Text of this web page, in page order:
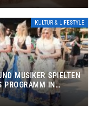
KULTUR & LIFESTYLE
MUSIKER SPIELTEN
PROGRAMM IN